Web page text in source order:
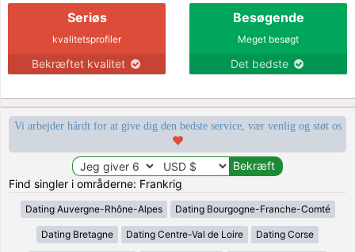
Seriøs
kvalitetsprofiler
Bekræftet kvalitet
Besøgende
Meget besøgt
Det bedste
Vi arbejder hårdt for at give dig den bedste service, vær venlig og støt os
Find singler i områderne: Frankrig
Dating Auvergne-Rhône-Alpes Dating Bourgogne-Franche-Comté
Dating Bretagne Dating Centre-Val de Loire Dating Corse